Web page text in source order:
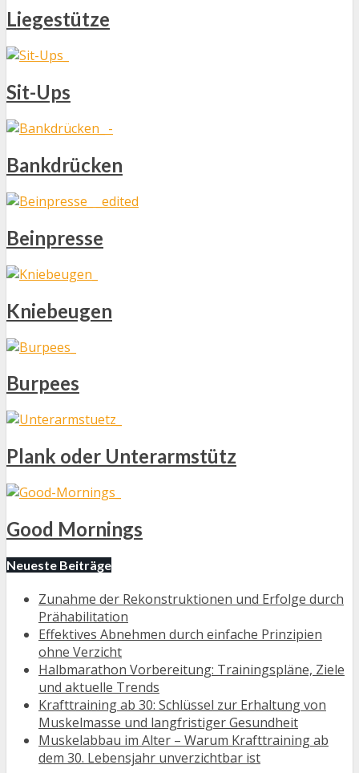
Liegestütze
Sit-Ups
Bankdrücken
Beinpresse
Kniebeugen
Burpees
Plank oder Unterarmstütz
Good Mornings
Neueste Beiträge
Zunahme der Rekonstruktionen und Erfolge durch
Prähabilitation
Effektives Abnehmen durch einfache Prinzipien
ohne Verzicht
Halbmarathon Vorbereitung: Trainingspläne, Ziele
und aktuelle Trends
Krafttraining ab 30: Schlüssel zur Erhaltung von
Muskelmasse und langfristiger Gesundheit
Muskelabbau im Alter – Warum Krafttraining ab
dem 30. Lebensjahr unverzichtbar ist